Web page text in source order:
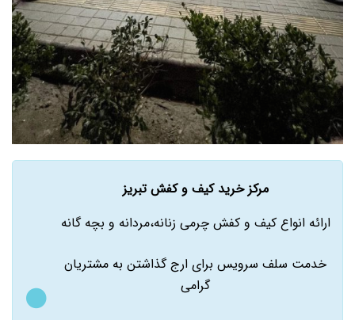
مرکز خرید کیف و کفش تبریز
ارائه انواع کیف و کفش چرمی زنانه،مردانه و بچه گانه
خدمت سلف سرویس برای ارج گذاشتن به مشتریان
گرامی